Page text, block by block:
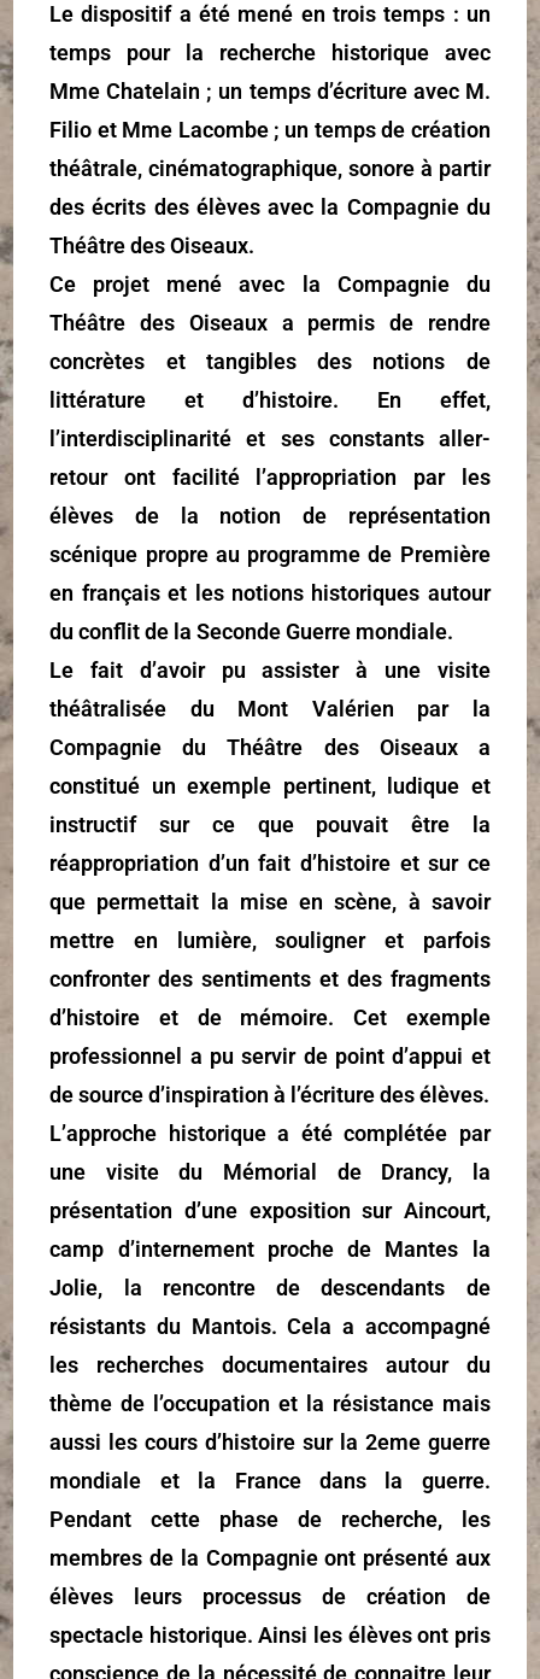
Le dispositif a été mené en trois temps : un
temps pour la recherche historique avec
Mme Chatelain ; un temps d’écriture avec M.
Filio et Mme Lacombe ; un temps de création
théâtrale, cinématographique, sonore à partir
des écrits des élèves avec la Compagnie du
Théâtre des Oiseaux.
Ce projet mené avec la Compagnie du
Théâtre des Oiseaux a permis de rendre
concrètes et tangibles des notions de
littérature et d’histoire. En effet,
l’interdisciplinarité et ses constants aller-
retour ont facilité l’appropriation par les
élèves de la notion de représentation
scénique propre au programme de Première
en français et les notions historiques autour
du conflit de la Seconde Guerre mondiale.
Le fait d’avoir pu assister à une visite
théâtralisée du Mont Valérien par la
Compagnie du Théâtre des Oiseaux a
constitué un exemple pertinent, ludique et
instructif sur ce que pouvait être la
réappropriation d’un fait d’histoire et sur ce
que permettait la mise en scène, à savoir
mettre en lumière, souligner et parfois
confronter des sentiments et des fragments
d’histoire et de mémoire. Cet exemple
professionnel a pu servir de point d’appui et
de source d’inspiration à l’écriture des élèves.
L’approche historique a été complétée par
une visite du Mémorial de Drancy, la
présentation d’une exposition sur Aincourt,
camp d’internement proche de Mantes la
Jolie, la rencontre de descendants de
résistants du Mantois. Cela a accompagné
les recherches documentaires autour du
thème de l’occupation et la résistance mais
aussi les cours d’histoire sur la 2eme guerre
mondiale et la France dans la guerre.
Pendant cette phase de recherche, les
membres de la Compagnie ont présenté aux
élèves leurs processus de création de
spectacle historique. Ainsi les élèves ont pris